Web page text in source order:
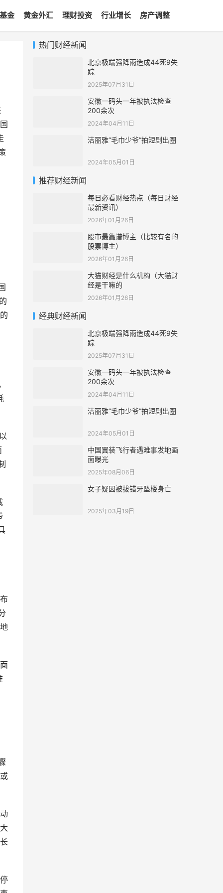
金 黄金外汇 理财投资 行业增长 房产调整
热门财经新闻
北京极端强降雨造成44死9失
踪
2025年07月31日
安徽一码头一年被执法检查
200余次
2024年04月11日
洁丽雅“毛巾少爷”拍短剧出圈
2024年05月01日
推荐财经新闻
每日必看财经热点（每日财经
最新资讯）
2026年01月26日
股市最靠谱博主（比较有名的
股票博主）
2026年01月26日
大猫财经是什么机构（大猫财
经是干嘛的
2026年01月26日
经典财经新闻
北京极端强降雨造成44死9失
踪
2025年07月31日
安徽一码头一年被执法检查
200余次
2024年04月11日
洁丽雅“毛巾少爷”拍短剧出圈
2024年05月01日
中国翼装飞行者遇难事发地画
面曝光
2025年08月06日
女子疑因被拔错牙坠楼身亡
2025年03月19日